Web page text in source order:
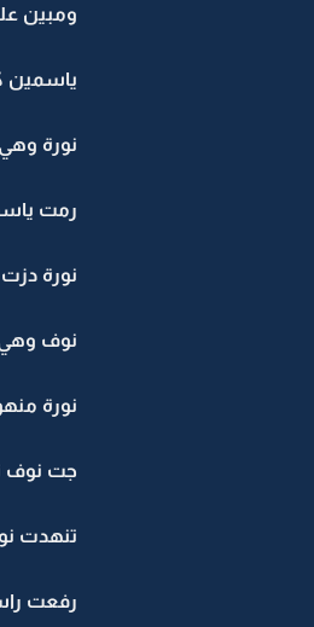
ومبين
ياسمين
نورة
رمت
نورة
نوف وهي
نورة
جت نوف
تنهدت
رفعت